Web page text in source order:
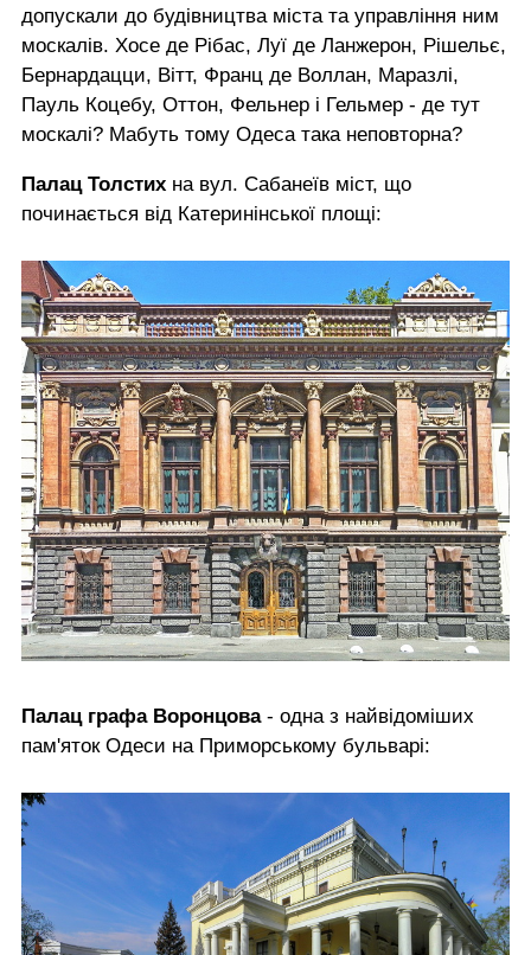
допускали до будівництва міста та управління ним
москалів. Хосе де Рібас, Луї де Ланжерон, Рішельє,
Бернардацци, Вітт, Франц де Воллан, Маразлі,
Пауль Коцебу, Оттон, Фельнер і Гельмер - де тут
москалі? Мабуть тому Одеса така неповторна?
Палац Толстих на вул. Сабанеїв міст, що
починається від Катеринінської площі:
Палац графа Воронцова- одна з найвідоміших
пам'яток Одеси на Приморському бульварі: